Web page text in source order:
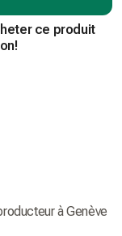
ce produit
à Genève